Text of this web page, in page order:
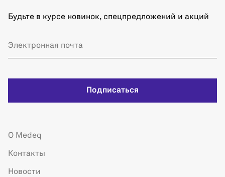
Будьте в курсе новинок, спецпредложений и акций
Подписаться
О Medeq
Контакты
Новости